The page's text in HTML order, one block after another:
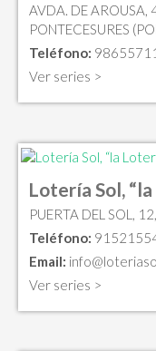
AVDA. DE AROUSA,
PONTECESURES
Teléfono:
Ver series >
Lotería Sol,
PUERTA DEL SOL,
Teléfono:
Email:
Ver series >